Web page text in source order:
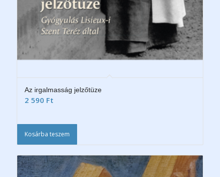
Az irgalmasság jelzőtüze
2 590 Ft
Kosárba teszem